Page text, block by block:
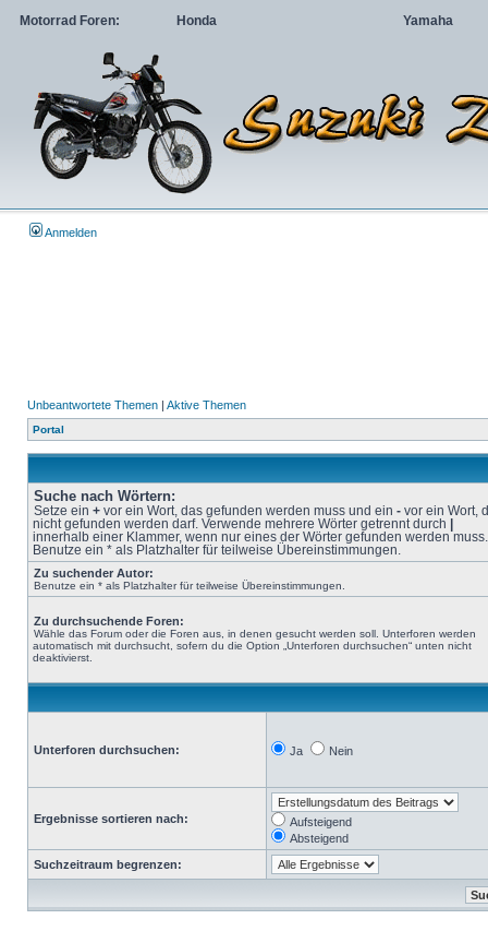
Motorrad Foren: Honda Yamaha
Anmelden
Unbeantwortete Themen | Aktive Themen
Portal
Suche nach Wörtern:
Setze ein + vor ein Wort, das gefunden werden muss und ein - vor ein Wort,
nicht gefunden werden darf. Verwende mehrere Wörter getrennt durch
innerhalb einer Klammer, wenn nur eines der Wörter gefunden werden muss.
Benutze ein * als Platzhalter für teilweise Übereinstimmungen.
Zu suchender Autor:
Benutze ein * als Platzhalter für teilweise Übereinstimmungen.
Zu durchsuchende Foren:
Wähle das Forum oder die Foren aus, in denen gesucht werden soll. Unterforen werden
automatisch mit durchsucht, sofern du die Option „Unterforen durchsuchen“ unten nicht
deaktivierst.
Unterforen durchsuchen: Ja Nein
Ergebnisse sortieren nach:
Aufsteigend
Absteigend
Suchzeitraum begrenzen: